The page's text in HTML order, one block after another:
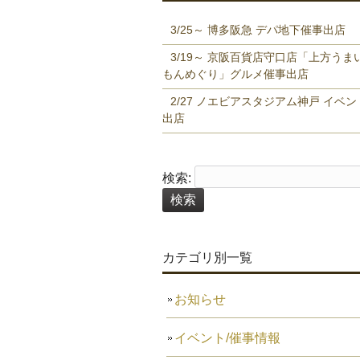
3/25～ 博多阪急 デパ地下催事出店
3/19～ 京阪百貨店守口店「上方うま
もんめぐり」グルメ催事出店
2/27 ノエビアスタジアム神戸 イベン
出店
検索:
カテゴリ別一覧
お知らせ
イベント/催事情報